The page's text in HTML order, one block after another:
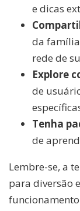
e dicas
da
rede de
Explore
de
Tenha
de
Lembre-se, a
para diversão